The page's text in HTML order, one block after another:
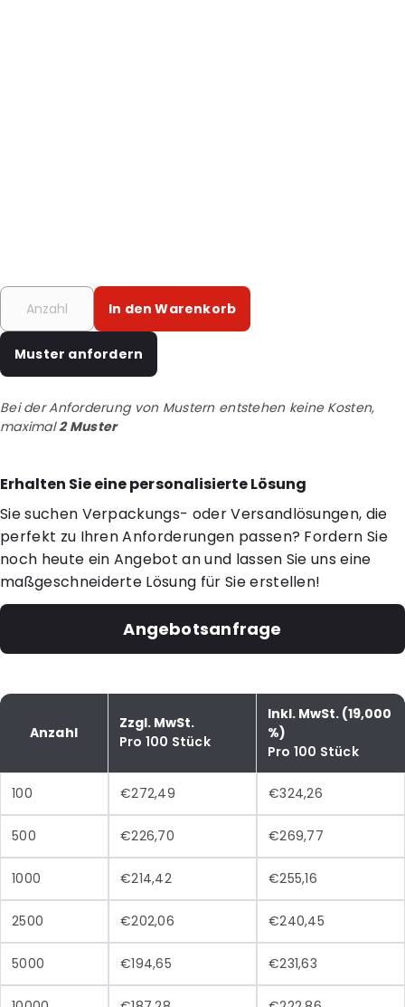
In den Warenkorb
Muster anfordern
Bei der Anforderung von Mustern entstehen keine Kosten,
maximal2 Muster
Erhalten Sie eine personalisierte Lösung
Sie suchen Verpackungs- oder Versandlösungen, die
perfekt zu Ihren Anforderungen passen? Fordern Sie
noch heute ein Angebot an und lassen Sie uns eine
maßgeschneiderte Lösung für Sie erstellen!
Angebotsanfrage
Anzahl
Zzgl. MwSt.
Pro 100 Stück
Inkl. MwSt. (19,000
%)
Pro 100 Stück
100 €272,49 €324,26
500 €226,70 €269,77
1000 €214,42 €255,16
2500 €202,06 €240,45
5000 €194,65 €231,63